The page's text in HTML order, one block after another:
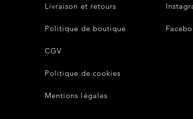
Livraison et retours
Politique de boutique
CGV
Politique de cookies
Mentions légales